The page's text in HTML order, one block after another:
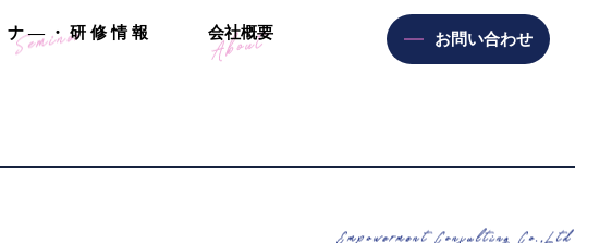
ナ ― ・ 研 修 情 報 会社概要 お問い合わせ